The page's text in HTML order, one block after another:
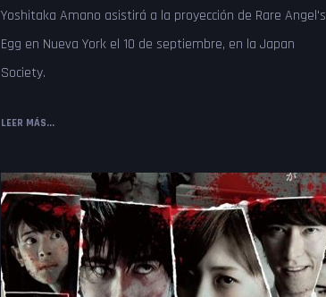
Yoshitaka Amano asistirá a la proyección de Rare Angel's
Egg en Nueva York el 10 de septiembre, en la Japan
Society.
LEER MÁS...